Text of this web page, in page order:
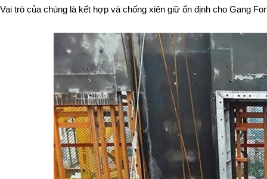
Vai trò của chúng là kết hợp và chống xiên giữ ổn định cho Gang